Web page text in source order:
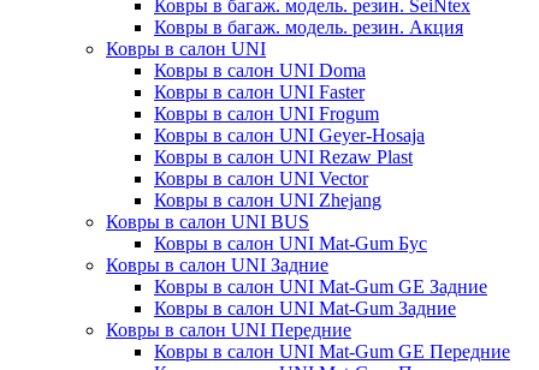
Ковры в багаж. модель. резин. SeiNtex
Ковры в багаж. модель. резин. Акция
Ковры в салон UNI
Ковры в салон UNI Doma
Ковры в салон UNI Faster
Ковры в салон UNI Frogum
Ковры в салон UNI Geyer-Hosaja
Ковры в салон UNI Rezaw Plast
Ковры в салон UNI Vector
Ковры в салон UNI Zhejang
Ковры в салон UNI BUS
Ковры в салон UNI Mat-Gum Бус
Ковры в салон UNI Задние
Ковры в салон UNI Mat-Gum GE Задние
Ковры в салон UNI Mat-Gum Задние
Ковры в салон UNI Передние
Ковры в салон UNI Mat-Gum GE Передние